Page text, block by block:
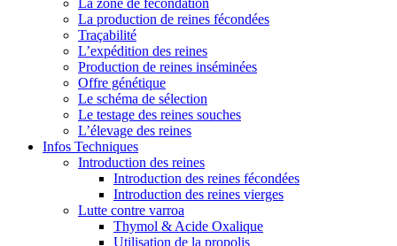
La zone de fécondation
La production de reines fécondées
Traçabilité
L’expédition des reines
Production de reines inséminées
Offre génétique
Le schéma de sélection
Le testage des reines souches
L’élevage des reines
Infos Techniques
Introduction des reines
Introduction des reines fécondées
Introduction des reines vierges
Lutte contre varroa
Thymol & Acide Oxalique
Utilisation de la propolis